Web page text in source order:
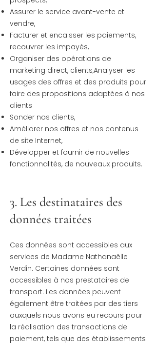
Assurer le service avant-vente et
vendre,
Facturer et encaisser les paiements,
recouvrer les impayés,
Organiser des opérations de
marketing direct, clients,Analyser les
usages des offres et des produits pour
faire des propositions adaptées à nos
clients
Sonder nos clients,
Améliorer nos offres et nos contenus
de site Internet,
Développer et fournir de nouvelles
fonctionnalités, de nouveaux produits.
3. Les destinataires des
données traitées
Ces données sont accessibles aux
services de Madame Nathanaëlle
Verdin. Certaines données sont
accessibles à nos prestataires de
transport. Les données peuvent
également être traitées par des tiers
auxquels nous avons eu recours pour
la réalisation des transactions de
paiement, tels que des établissements